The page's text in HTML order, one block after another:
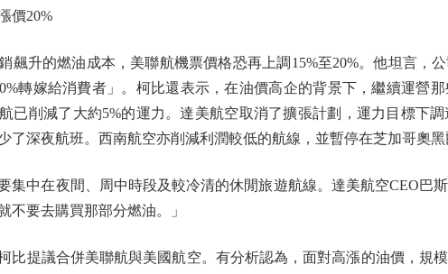
價20%
升的燃油成本，美聯航機票價格恐再上調15%至20%。他坦言，公
轉嫁給消費者」。柯比還表示，在油價高企的背景下，繼續運營
已削減了大約5%的運力。達美航空取消了擴張計劃，運力目標下
了深夜航班。西南航空亦削減利潤較低的航線，並暫停在芝加哥奧黑
中在夜間、周中時段及較冷清的休閒旅遊航線。達美航空CEO巴
不要去購買那部分燃油。」
提議合併美聯航與美國航空。有分析認為，面對高漲的油價，規